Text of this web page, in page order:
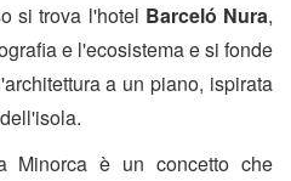
si trova l'hotel Barceló Nura,
e l'ecosistema e si fonde
a un piano, ispirata
Minorca è un concetto che